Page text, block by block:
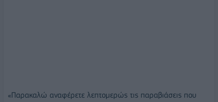
«Παρακαλώ αναφέρετε λεπτομερώς τις παραβιάσεις που